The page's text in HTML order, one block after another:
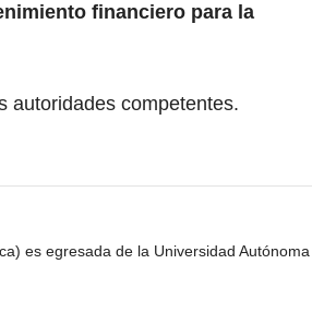
financiero para la
autoridades competentes.
es egresada de la Universidad Autónoma